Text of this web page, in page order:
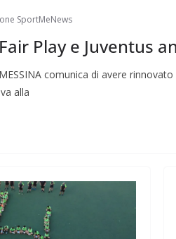
SportMeNews
Play e Juventus
comunica di avere
alla